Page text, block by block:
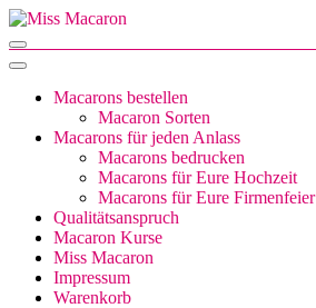
Zum
Inhalt
drücken)
Miss Macaron
sweet little things
Macarons bestellen
Macaron Sorten
Macarons für jeden Anlass
Macarons bedrucken
Macarons für Eure Hochzeit
Macarons für Eure Firmenfeier
Qualitätsanspruch
Macaron Kurse
Miss Macaron
Impressum
Warenkorb